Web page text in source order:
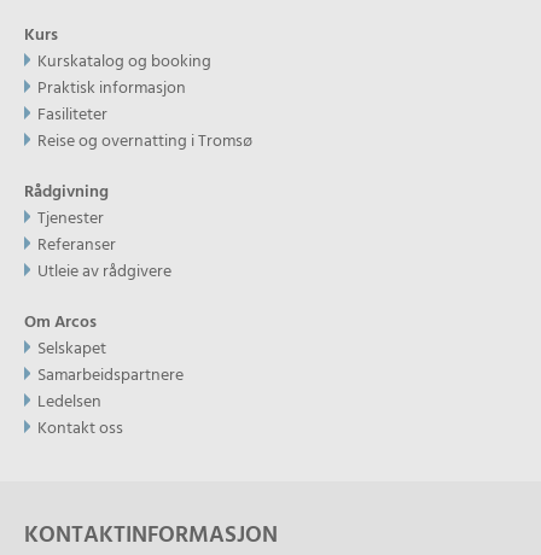
Kurs
Kurskatalog og booking
Praktisk informasjon
Fasiliteter
Reise og overnatting i Tromsø
Rådgivning
Tjenester
Referanser
Utleie av rådgivere
Om Arcos
Selskapet
Samarbeidspartnere
Ledelsen
Kontakt oss
KONTAKTINFORMASJON